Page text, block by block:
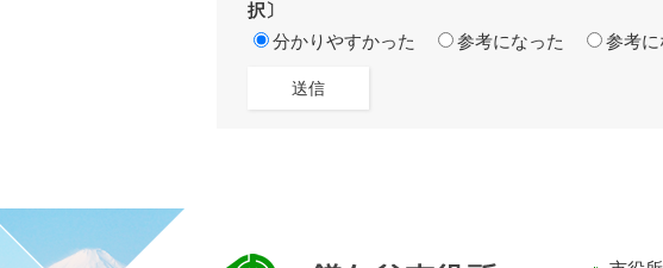
択〕
分かりやすかった
参考になった 参考に